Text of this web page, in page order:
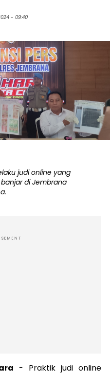
- 09:40
judi online yang
di Jembrana
- Praktik judi online